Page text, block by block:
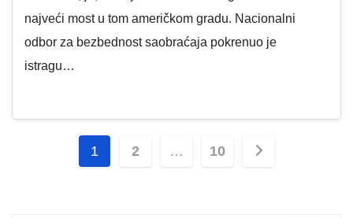
najveći most u tom američkom gradu. Nacionalni
odbor za bezbednost saobraćaja pokrenuo je
istragu…
Paginacija
1 2 … 10